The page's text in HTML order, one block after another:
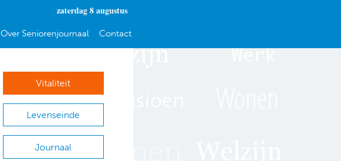
zaterdag 8 augustus
Over Seniorenjournaal Contact
Vitaliteit
Levenseinde
Journaal